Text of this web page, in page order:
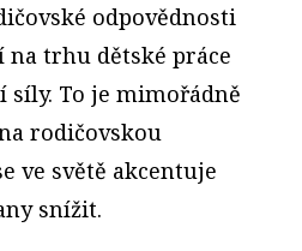
odpovědnosti
trhu dětské práce
síly. To je mimořádně
rodičovskou
ve světě akcentuje
snížit.